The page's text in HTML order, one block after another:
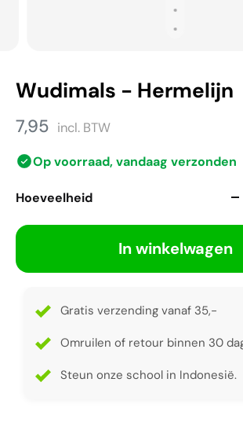
Wudimals - Hermelijn
7,95 incl. BTW
Op voorraad, vandaag verzonden
Hoeveelheid
In winkelwagen
Gratis verzending vanaf 35,-
Omruilen of retour binnen 30
Steun onze school in Indonesië.